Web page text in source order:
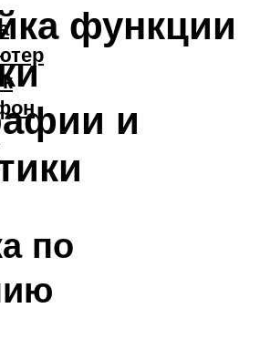
функции
и
по